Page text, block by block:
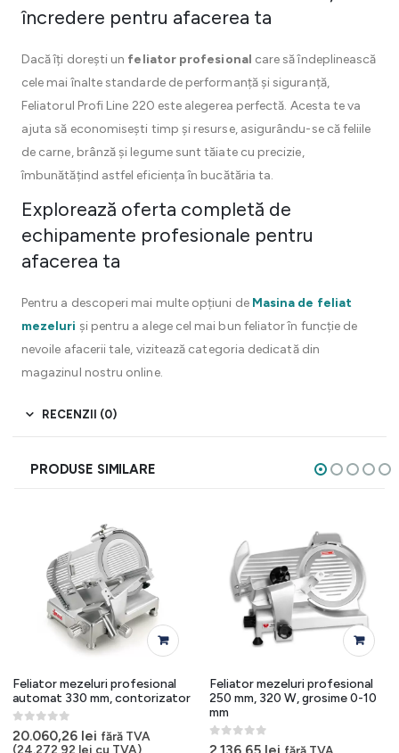
încredere pentru afacerea ta
Dacă îți dorești un feliator profesional care să îndeplinească
cele mai înalte standarde de performanță și siguranță,
Feliatorul Profi Line 220 este alegerea perfectă. Acesta te va
ajuta să economisești timp și resurse, asigurându-se că feliile
de carne, brânză și legume sunt tăiate cu precizie,
îmbunătățind astfel eficiența în bucătăria ta.
Explorează oferta completă de
echipamente profesionale pentru
afacerea ta
Pentru a descoperi mai multe opțiuni de Masina de feliat
mezeluri și pentru a alege cel mai bun feliator în funcție de
nevoile afacerii tale, vizitează categoria dedicată din
magazinul nostru online.
RECENZII (0)
PRODUSE SIMILARE
Feliator mezeluri profesional
automat 330 mm, contorizator
0out of 5
20.060,26 lei fără TVA
(24.272,92 lei cu TVA)
Feliator mezeluri profesional
250 mm, 320 W, grosime 0-10
mm
0out of 5